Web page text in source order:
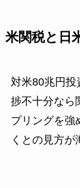
米関税と日
対米80兆円投
捗不十分なら
プリングを強
くとの見方が